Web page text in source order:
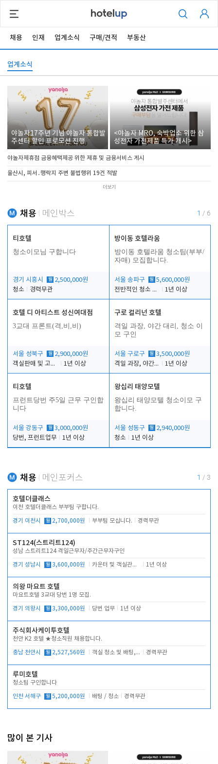
채용 인재 업계소식 구매/견적 부동산
업계소식
야놀자17주년 기념 야놀자 통합발
주센터 할인 프로모션 진행
<야놀자 MRO, 숙박업소 위한 삼
성전자 가전제품 특가 개시>
야놀자제휴점 금융혜택제공 위한 제휴 및 금융서비스 게시
울산시, 피서․행락지 주변 불법행위 19건 적발
더보기
채용 메인박스 1 / 6
티호텔
청소이모님 구합니다
경기 시흥시 월 2,500,000원
청소
경력무관
방이동 호텔라움
방이동 호텔라움 청소팀(부부/
자매) 모집합니다.
서울 송파구 월 5,600,000원
전반적인 청소 업무(객실청소.객실정리)
1년 이상
호텔 디 아티스트 성신여대점
3교대 프론트(격,비,비)
서울 성북구 월 2,900,000원
객실판매 및 고객응대
1년 이상
구로 컬리넌 호텔
격일 과장, 야간 대리, 청소 이
모 구인
서울 구로구 월 3,500,000원
격일 과장, 야간 대리, 청소 이모
1년 이상
티호텔
프런트당번 주5일 근무 구인합
니다
서울 강동구 월 3,000,000원
당번, 프런트업무
1년 이상
왕십리 태양모텔
왕십리 태양모텔 청소이모 구
합니다.
서울 성동구 월 2,940,000원
청소
1년 이상
채용 메인포커스 1 / 3
호텔더클래스
이천 호텔더클래스 부부팀 구합니다.
경기 이천시 월 2,700,000원 부부팀 모십니다. 경력무관
ST124(스트리트124)
성남 스트리트124 격일근무자/주간근무자구인
경기 성남시 월 3,600,000원 카운터 및 객실관리 전반 1년 이상
의왕 마요트 호텔
마요트호텔 3교대 당번 1명 모집.
경기 의왕시 월 3,300,000원 당번 업무 1년 이상
주식회사케이투호텔
천안 K2 호텔 ★청소직원 채용합니다.
충남 천안시 월 2,527,560원 객실 청소 및 배팅, 주변 시설 청소 경력무관
루미호텔
청소팀 구인합니다
인천 서해구 월 5,200,000원 배팅 / 청소 경력무관
많이 본 기사